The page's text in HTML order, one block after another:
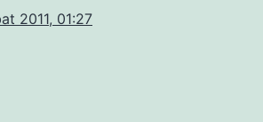
2011, 01:27